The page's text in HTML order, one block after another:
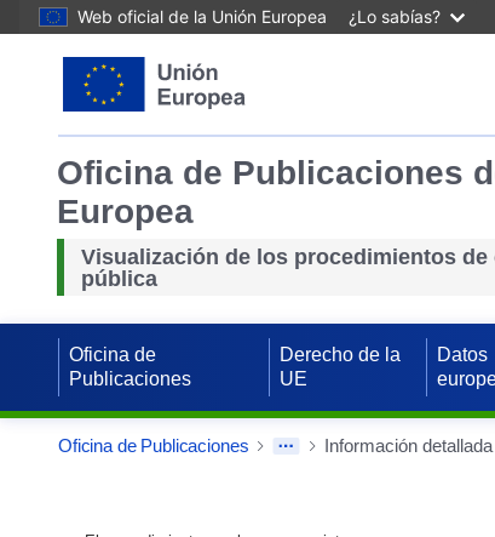
Web oficial de la Unión Europea ¿Lo sabías?
Oficina de Publicaciones
Europea
Visualización de los procedimientos
pública
Oficina de
Publicaciones
Derecho de la
UE
Datos
Oficina de Publicaciones Información